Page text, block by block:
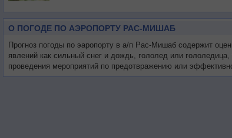
О ПОГОДЕ ПО АЭРОПОРТУ РАС-МИШАБ
Прогноз погоды по эаропорту в а/п Рас-Мишаб содержит
явлений как сильный снег и дождь, гололед или
проведения мероприятий по предотвражению или